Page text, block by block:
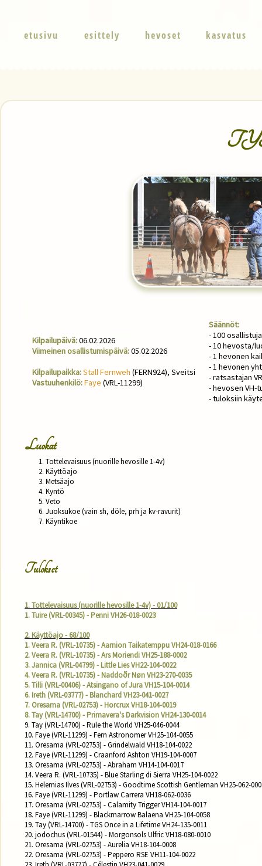
etusivu esittely hevoset kasvatus
Kilpailupäivä:06.02.2026
Viimeinen osallistumispäivä:05.02.2026
Kilpailupaikka:Stall Fernweh (FERN924), Sveitsi
Vastuuhenkilö:Faye (VRL-11299)
Säännöt:
- 100
- 10 hevosta/
- 1 hevonen
- 1 hevonen
- ratsastajan
- hevosen VH-
- tuloksiin
Luokat
Tulokset
1. Tottelevaisuus (nuorille hevosille 1-4v) - 01/100
1. Tuire (VRL-00345) - Penni VH26-018-0023
2. Käyttöajo - 68/100
1. Veera R. (VRL-10735) - Aarnion Taikatemppu VH24-018-0166
2. Veera R. (VRL-10735) - Ars Moriendi﻿ VH25-188-0002
3. Jannica (VRL-04799) - Little Lies VH22-104-0022
4. Veera R. (VRL-10735) - Naddoðr Nøn VH23-270-0035
5. Tilli (VRL-00406) - Atsingano of Jura VH15-104-0014
6. Ireth (VRL-03777) - Blanchard VH23-041-0027
7. Oresama (VRL-02753) - Horcrux VH18-104-0019
8. Tay (VRL-14700) - Primavera's Darkvision VH24-130-0014
9. Tay (VRL-14700) - Rule the World VH25-046-0044
10. Faye (VRL-11299) - Fern Astronomer VH25-104-0055
11. Oresama (VRL-02753) - Grindelwald VH18-104-0022
12. Faye (VRL-11299) - Craanford Ashton VH19-104-0007
13. Oresama (VRL-02753) - Abraham VH14-104-0017
14. Veera R. (VRL-10735) - Blue Starling di Sierra VH25-104-0022
15. Helemias Ilves (VRL-02753) - Goodtime Scottish Gentleman VH25-062-
16. Faye (VRL-11299) - Portlaw Carrera VH18-062-0036
17. Oresama (VRL-02753) - Calamity Trigger VH14-104-0017
18. Faye (VRL-11299) - Blackmarrow Balaena VH25-104-0058
19. Tay (VRL-14700) - TGS Once in a Lifetime VH24-135-0011
20. jodochus (VRL-01544) - Morgonsols Ulfric VH18-080-0010
21. Oresama (VRL-02753) - Aurelia VH18-104-0008
22. Oresama (VRL-02753) - Peppero RSE VH11-104-0022